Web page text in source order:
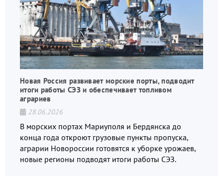
Новая Россия развивает морские порты, подводит
итоги работы СЭЗ и обеспечивает топливом
аграриев
28.06.2026
В морских портах Мариуполя и Бердянска до
конца года откроют грузовые пункты пропуска,
аграрии Новороссии готовятся к уборке урожаев,
новые регионы подводят итоги работы СЭЗ.